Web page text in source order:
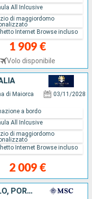
1 909 €
Volo disponibile
All Inlcusive
di maggiordomo
Internet Browse incluso
di Maiorca 03/11/2028
2 009 €
a bordo
All Inlcusive
di maggiordomo
Internet Browse incluso
MAIORCA, SPAGNA, PORTOGALLO, PORTORICO, STATI UNITI